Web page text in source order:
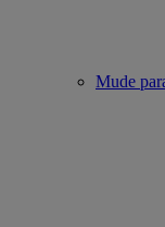
Mude